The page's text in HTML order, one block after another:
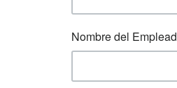
Nombre del